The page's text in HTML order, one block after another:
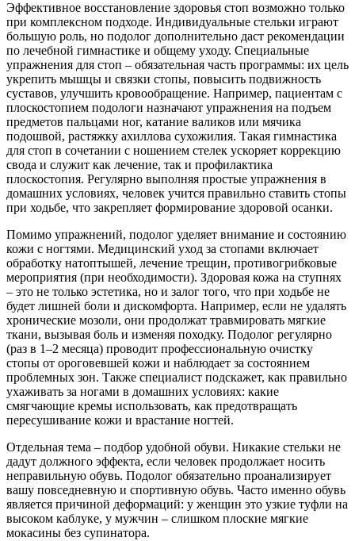
Эффективное восстановление здоровья стоп возможно только
при комплексном подходе. Индивидуальные стельки играют
большую роль, но подолог дополнительно даст рекомендации
по лечебной гимнастике и общему уходу. Специальные
упражнения для стоп – обязательная часть программы: их цель
укрепить мышцы и связки стопы, повысить подвижность
суставов, улучшить кровообращение. Например, пациентам с
плоскостопием подологи назначают упражнения на подъем
предметов пальцами ног, катание валиков или мячика
подошвой, растяжку ахиллова сухожилия. Такая гимнастика
для стоп в сочетании с ношением стелек ускоряет коррекцию
свода и служит как лечение, так и профилактика
плоскостопия. Регулярно выполняя простые упражнения в
домашних условиях, человек учится правильно ставить стопы
при ходьбе, что закрепляет формирование здоровой осанки.
Помимо упражнений, подолог уделяет внимание и состоянию
кожи с ногтями. Медицинский уход за стопами включает
обработку натоптышей, лечение трещин, противогрибковые
мероприятия (при необходимости). Здоровая кожа на ступнях
– это не только эстетика, но и залог того, что при ходьбе не
будет лишней боли и дискомфорта. Например, если не удалять
хронические мозоли, они продолжат травмировать мягкие
ткани, вызывая боль и изменяя походку. Подолог регулярно
(раз в 1–2 месяца) проводит профессиональную очистку
стопы от ороговевшей кожи и наблюдает за состоянием
проблемных зон. Также специалист подскажет, как правильно
ухаживать за ногами в домашних условиях: какие
смягчающие кремы использовать, как предотвращать
пересушивание кожи и врастание ногтей.
Отдельная тема – подбор удобной обуви. Никакие стельки не
дадут должного эффекта, если человек продолжает носить
неправильную обувь. Подолог обязательно проанализирует
вашу повседневную и спортивную обувь. Часто именно обувь
является причиной деформаций: у женщин это узкие туфли на
высоком каблуке, у мужчин – слишком плоские мягкие
мокасины без супинатора.